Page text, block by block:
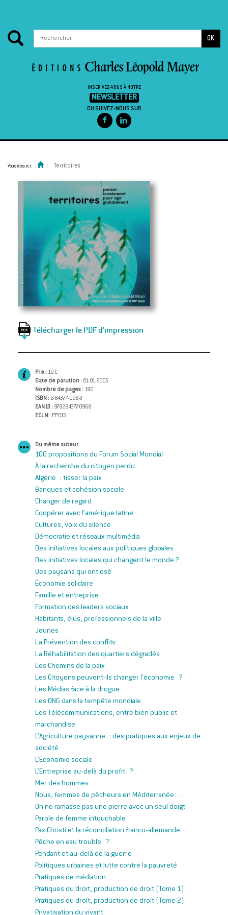
OK
INSCRIVEZ-VOUS À NOTRE
NEWSLETTER
OU SUIVEZ-NOUS SUR
Vous êtes ici: Territoires
Télécharger le PDF d’impression
Prix : 10 €
Date de parution : 01-01-2005
Nombre de pages : 190
ISBN : 2-84377-096-3
EAN13 : 9782843770968
ECLM : PP015
Du même auteur
100 propositions du Forum Social Mondial
À la recherche du citoyen perdu
Algérie : tisser la paix
Banques et cohésion sociale
Changer de regard
Coopérer avec l’amérique latine
Cultures, voix du silence
Démocratie et réseaux multimédia
Des initiatives locales aux politiques globales
Des initiatives locales qui changent le monde ?
Des paysans qui ont osé
Économie solidaire
Famille et entreprise
Formation des leaders sociaux
Habitants, élus, professionnels de la ville
Jeunes
La Prévention des conflits
La Réhabilitation des quartiers dégradés
Les Chemins de la paix
Les Citoyens peuvent-ils changer l’économie ?
Les Médias face à la drogue
Les ONG dans la tempête mondiale
Les Télécommunications, entre bien public et
marchandise
L’Agriculture paysanne : des pratiques aux enjeux de
société
L’Économie sociale
L’Entreprise au-delà du profit ?
Mer des hommes
Nous, femmes de pêcheurs en Méditerranée…
On ne ramasse pas une pierre avec un seul doigt
Parole de femme intouchable
Pax Christi et la réconciliation franco-allemande
Pêche en eau trouble ?
Pendant et au-delà de la guerre
Politiques urbaines et lutte contre la pauvreté
Pratiques de médiation
Pratiques du droit, production de droit (Tome 1)
Pratiques du droit, production de droit (Tome 2)
Privatisation du vivant